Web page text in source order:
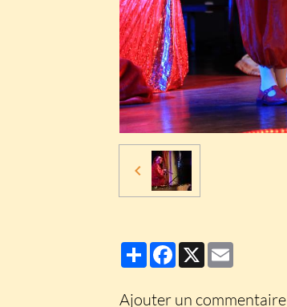
PartagerFacebook
X
Ajouter un commentaire